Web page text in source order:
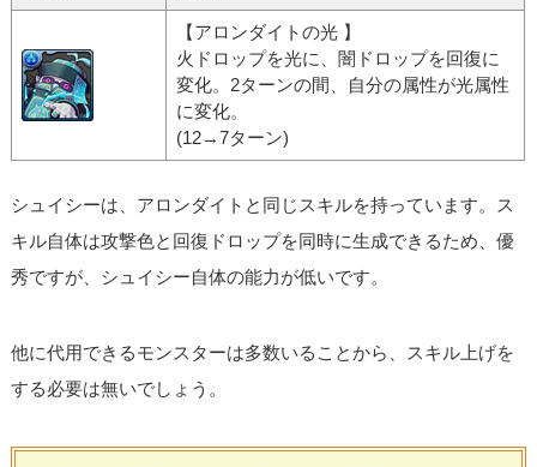
【アロンダイトの光 】
火ドロップを光に、闇ドロップを回復に
変化。2ターンの間、自分の属性が光属性
に変化。
(12→7ターン)
シュイシーは、アロンダイトと同じスキルを持っています。ス
キル自体は攻撃色と回復ドロップを同時に生成できるため、優
秀ですが、シュイシー自体の能力が低いです。
他に代用できるモンスターは多数いることから、スキル上げを
する必要は無いでしょう。